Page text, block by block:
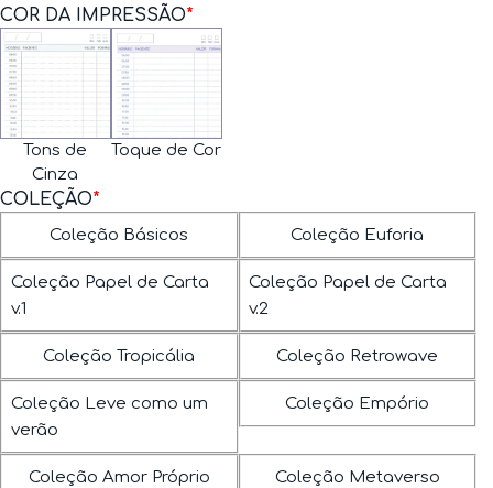
*
COR DA IMPRESSÃO
Tons de
Cinza
Toque de Cor
*
COLEÇÃO
Coleção Básicos Coleção Euforia
Coleção Papel de Carta
v.1
Coleção Papel de Carta
v.2
Coleção Tropicália Coleção Retrowave
Coleção Leve como um
verão
Coleção Empório
Coleção Amor Próprio Coleção Metaverso